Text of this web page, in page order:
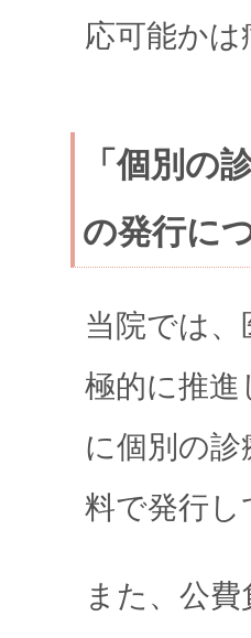
応可能か
「個別の
の発行に
当院では
極的に推進
に個別の
料で発行
また、公